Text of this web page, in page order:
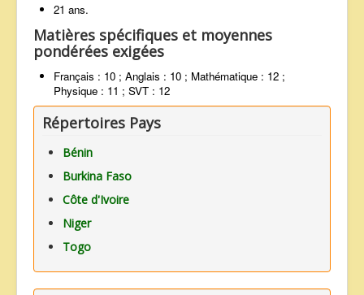
21 ans.
Matières spécifiques et moyennes
pondérées exigées
Français : 10 ; Anglais : 10 ; Mathématique : 12 ;
Physique : 11 ; SVT : 12
Répertoires Pays
Bénin
Burkina Faso
Côte d'Ivoire
Niger
Togo